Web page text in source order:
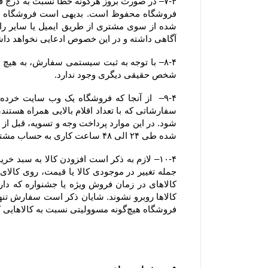
آگاهی داشته و در این خصوص ادعایی نخواهد
شخص حقیقی دیگری وجود ندارد.
شده طی ۲۴ الی ۴۸ ساعت کاری به حساب مشتری عودت داده خواهد شد.
فروشگاه هیچ‌گونه مسوولیتی نسبت به کالاهایی که در سبد خرید رها شده است یا پروسه سفارش تکمیل نشده و تکمیل وجه نشده ، ندارد.